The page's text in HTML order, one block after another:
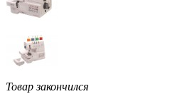
Товар закончился